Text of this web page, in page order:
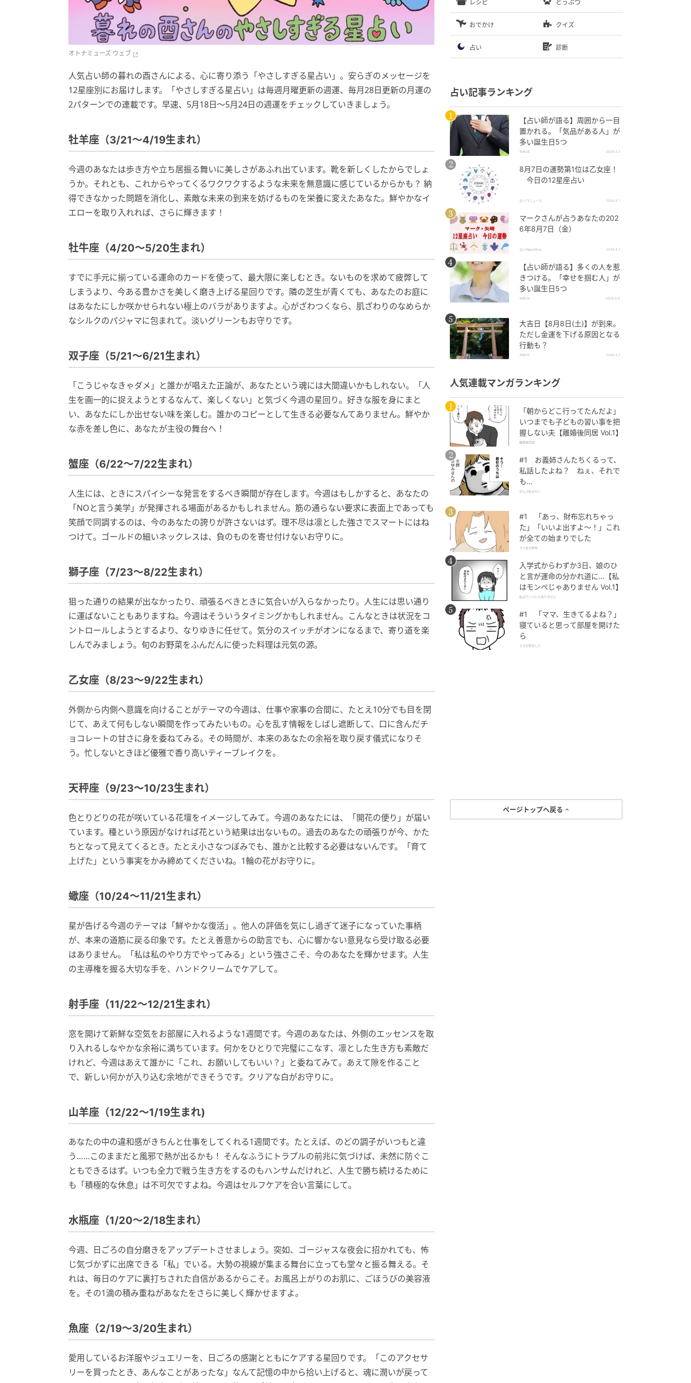
オトナミューズ ウェブ
人気占い師の暮れの酉さんによる、心に寄り添う「やさしすぎる星占い」。安らぎのメッセージを
12星座別にお届けします。「やさしすぎる星占い」は毎週月曜更新の週運、毎月28日更新の月運の
2パターンでの連載です。早速、5月18日～5月24日の週運をチェックしていきましょう。
牡羊座（3/21～4/19生まれ）
今週のあなたは歩き方や立ち居振る舞いに美しさがあふれ出ています。靴を新しくしたからでしょ
うか。それとも、これからやってくるワクワクするような未来を無意識に感じているからかも？ 納
得できなかった問題を消化し、素敵な未来の到来を妨げるものを栄養に変えたあなた。鮮やかなイ
エローを取り入れれば、さらに輝きます！
牡牛座（4/20～5/20生まれ）
すでに手元に揃っている運命のカードを使って、最大限に楽しむとき。ないものを求めて疲弊して
しまうより、今ある豊かさを美しく磨き上げる星回りです。隣の芝生が青くても、あなたのお庭に
はあなたにしか咲かせられない極上のバラがありますよ。心がざわつくなら、肌ざわりのなめらか
なシルクのパジャマに包まれて。淡いグリーンもお守りです。
双子座（5/21～6/21生まれ）
「こうじゃなきゃダメ」と誰かが唱えた正論が、あなたという魂には大間違いかもしれない。「人
生を画一的に捉えようとするなんて、楽しくない」と気づく今週の星回り。好きな服を身にまと
い、あなたにしか出せない味を楽しむ。誰かのコピーとして生きる必要なんてありません。鮮やか
な赤を差し色に、あなたが主役の舞台へ！
蟹座（6/22～7/22生まれ）
人生には、ときにスパイシーな発言をするべき瞬間が存在します。今週はもしかすると、あなたの
「NOと言う美学」が発揮される場面があるかもしれません。筋の通らない要求に表面上であっても
笑顔で同調するのは、今のあなたの誇りが許さないはず。理不尽は凛とした強さでスマートにはね
つけて。ゴールドの細いネックレスは、負のものを寄せ付けないお守りに。
獅子座（7/23～8/22生まれ）
狙った通りの結果が出なかったり、頑張るべきときに気合いが入らなかったり。人生には思い通り
に運ばないこともありますね。今週はそういうタイミングかもしれません。こんなときは状況をコ
ントロールしようとするより、なりゆきに任せて。気分のスイッチがオンになるまで、寄り道を楽
しんでみましょう。旬のお野菜をふんだんに使った料理は元気の源。
乙女座（8/23～9/22生まれ）
外側から内側へ意識を向けることがテーマの今週は、仕事や家事の合間に、たとえ10分でも目を閉
じて、あえて何もしない瞬間を作ってみたいもの。心を乱す情報をしばし遮断して、口に含んだチ
ョコレートの甘さに身を委ねてみる。その時間が、本来のあなたの余裕を取り戻す儀式になりそ
う。忙しないときほど優雅で香り高いティーブレイクを。
天秤座（9/23～10/23生まれ）
色とりどりの花が咲いている花壇をイメージしてみて。今週のあなたには、「開花の便り」が届い
ています。種という原因がなければ花という結果は出ないもの。過去のあなたの頑張りが今、かた
ちとなって見えてくるとき。たとえ小さなつぼみでも、誰かと比較する必要はないんです。「育て
上げた」という事実をかみ締めてくださいね。1輪の花がお守りに。
蠍座（10/24～11/21生まれ）
星が告げる今週のテーマは「鮮やかな復活」。他人の評価を気にし過ぎて迷子になっていた事柄
が、本来の道筋に戻る印象です。たとえ善意からの助言でも、心に響かない意見なら受け取る必要
はありません。「私は私のやり方でやってみる」という強さこそ、今のあなたを輝かせます。人生
の主導権を握る大切な手を、ハンドクリームでケアして。
射手座（11/22～12/21生まれ）
窓を開けて新鮮な空気をお部屋に入れるような1週間です。今週のあなたは、外側のエッセンスを取
り入れるしなやかな余裕に満ちています。何かをひとりで完璧にこなす、凛とした生き方も素敵だ
けれど、今週はあえて誰かに「これ、お願いしてもいい？」と委ねてみて。あえて隙を作ること
で、新しい何かが入り込む余地ができそうです。クリアな白がお守りに。
山羊座（12/22～1/19生まれ)
あなたの中の違和感がきちんと仕事をしてくれる1週間です。たとえば、のどの調子がいつもと違
う……このままだと風邪で熱が出るかも！ そんなふうにトラプルの前兆に気づけば、未然に防ぐこ
ともできるはず。いつも全力で戦う生き方をするのもハンサムだけれど、人生で勝ち続けるために
も「積極的な休息」は不可欠ですよね。今週はセルフケアを合い言葉にして。
水瓶座（1/20～2/18生まれ）
今週、日ごろの自分磨きをアップデートさせましょう。突如、ゴージャスな夜会に招かれても、怖
じ気づかずに出席できる「私」でいる。大勢の視線が集まる舞台に立っても堂々と振る舞える。そ
れは、毎日のケアに裏打ちされた自信があるからこそ。お風呂上がりのお肌に、ごほうびの美容液
を。その1滴の積み重ねがあなたをさらに美しく輝かせますよ。
魚座（2/19～3/20生まれ）
愛用しているお洋服やジュエリーを、日ごろの感謝とともにケアする星回りです。「このアクセサ
リーを買ったとき、あんなことがあったな」なんて記憶の中から拾い上げると、魂に潤いが戻って
レシピ どうぶつ
おでかけ クイズ
占い 診断
占い記事ランキング
【占い師が語る】周囲から一目
置かれる。「気品がある人」が
多い誕生日5つ
4MEEE 2026.8.7
8月7日の運勢第1位は乙女座！
今日の12星座占い
占いTVニュース 2026.8.7
マークさんが占うあなたの202
6年8月7日（金）
占いHappyWeb 2026.8.7
【占い師が語る】多くの人を惹
きつける。「幸せを掴む人」が
多い誕生日5つ
4MEEE 2026.8.6
大吉日【8月8日(土)】が到来。
ただし金運を下げる原因となる
行動も？
4MEEE 2026.8.7
人気連載マンガランキング
「朝からどこ行ってたんだよ」
いつまでも子どもの習い事を把
握しない夫【離婚後同居 Vol.1】
離婚後同居
#1 お義姉さんたちくるって、
私話したよね？ ねぇ、それで
も…
ぜんぶ私のせい
#1 「あっ、財布忘れちゃっ
た」「いいよ出すよ〜！」これ
が全ての始まりでした
ママ友の財布
入学式からわずか3日、娘のひ
と言が運命の分かれ道に…【私
はモンペじゃありません Vol.1】
私はモンペじゃありません
#1 「ママ、生きてるよね？」
寝ていると思って部屋を開けた
ら
ママが家出した
ページトップへ戻る